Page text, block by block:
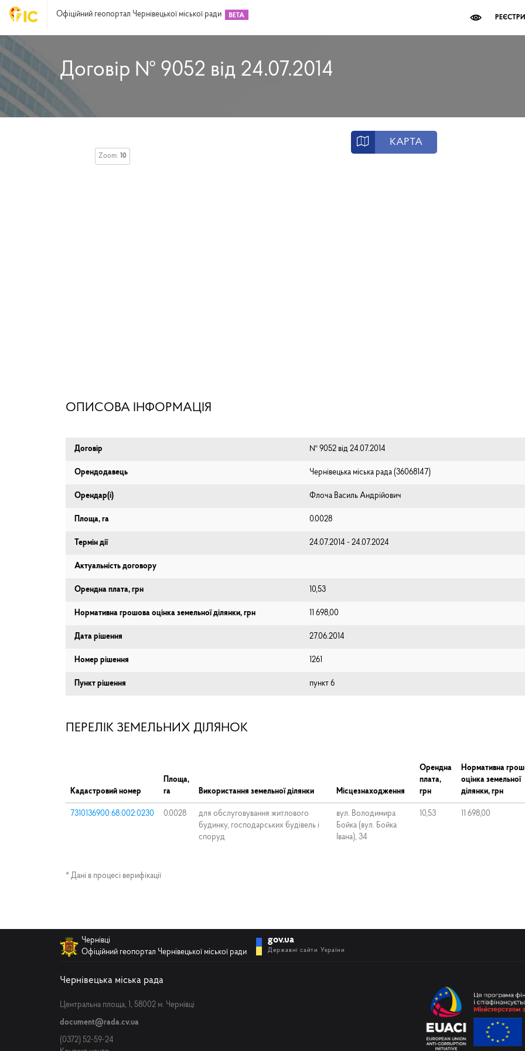
Офіційний геопортал Чернівецької міської ради РЕЄСТРИ
Договір № 9052 від 24.07.2014
КАРТА
Zoom: 10
ОПИСОВА ІНФОРМАЦІЯ
Договір № 9052 від 24.07.2014
Орендодавець Чернівецька міська рада (⁨36068147⁩)
Орендар(і) Флоча Василь Андрійович
Площа, га 0.0028
Термін дії 24.07.2014 - 24.07.2024
Актуальність договору
Орендна плата, грн 10,53
Нормативна грошова оцінка земельної ділянки, грн 11 698,00
Дата рішення 27.06.2014
Номер рішення 1261
Пункт рішення пункт 6
ПЕРЕЛІК ЗЕМЕЛЬНИХ ДІЛЯНОК
Кадастровий номер
Площа,
га
Використання земельної ділянки Місцезнаходження
Орендна
плата,
грн
Нормативна
оцінка земельної
ділянки, грн
7310136900:68:002:0230 0.0028
для обслуговування житлового
будинку, господарських будівель і
споруд
вул. Володимира
Бойка (вул. Бойка
Івана), 34
10,53 11 698,00
* Дані в процесі верифікації
Чернівці
Офіційний геопортал Чернівецької міської ради
gov.ua
Державні сайти України
Чернівецька міська рада
Центральна площа, 1, 58002 м. Чернівці
document@rada.cv.ua
(0372) 52-59-24